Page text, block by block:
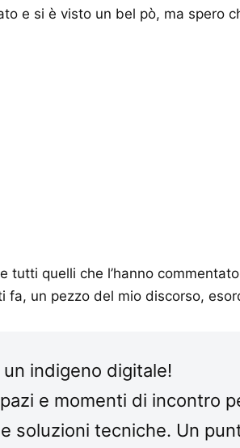
e si è visto un bel pò, ma spero
tutti quelli che l’hanno
fa, un pezzo del mio discorso,
un indigeno digitale!
e momenti di incontro
soluzioni tecniche. Un